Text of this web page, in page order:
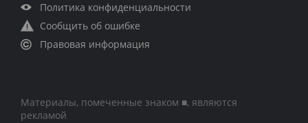
Политика конфиденциальности
Сообщить об ошибке
Правовая информация
Материалы, помеченные знаком ■, являются
рекламой